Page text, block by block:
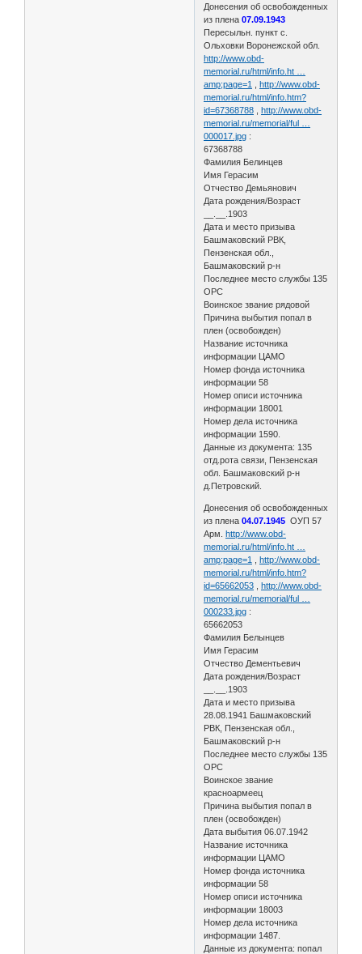
Донесения об освобожденных
из плена07.09.1943
Пересыльн. пункт с.
Ольховки Воронежской обл.
http://www.obd-
memorial.ru/html/info.ht …
amp;page=1
,http://www.obd-
memorial.ru/html/info.htm?
id=67368788 ,http://www.obd-
memorial.ru/memorial/ful …
000017.jpg :
67368788
Фамилия Белинцев
Имя Герасим
Отчество Демьянович
Дата рождения/Возраст
__.__.1903
Дата и место призыва
Башмаковский РВК,
Пензенская обл.,
Башмаковский р-н
Последнее место службы 135
ОРС
Воинское звание рядовой
Причина выбытия попал в
плен (освобожден)
Название источника
информации ЦАМО
Номер фонда источника
информации 58
Номер описи источника
информации 18001
Номер дела источника
информации 1590.
Данные из документа: 135
отд.рота связи, Пензенская
обл. Башмаковский р-н
д.Петровский.
Донесения об освобожденных
из плена04.07.1945 ОУП 57
Арм.http://www.obd-
memorial.ru/html/info.ht …
amp;page=1
,http://www.obd-
memorial.ru/html/info.htm?
id=65662053 ,http://www.obd-
memorial.ru/memorial/ful …
000233.jpg :
65662053
Фамилия Белынцев
Имя Герасим
Отчество Дементьевич
Дата рождения/Возраст
__.__.1903
Дата и место призыва
28.08.1941 Башмаковский
РВК, Пензенская обл.,
Башмаковский р-н
Последнее место службы 135
ОРС
Воинское звание
красноармеец
Причина выбытия попал в
плен (освобожден)
Дата выбытия 06.07.1942
Название источника
информации ЦАМО
Номер фонда источника
информации 58
Номер описи источника
информации 18003
Номер дела источника
информации 1487.
Данные из документа: попал